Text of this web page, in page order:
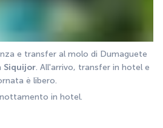
e transfer al molo di Dumaguete
Siquijor. All'arrivo, transfer in hotel e
è libero.
in hotel.